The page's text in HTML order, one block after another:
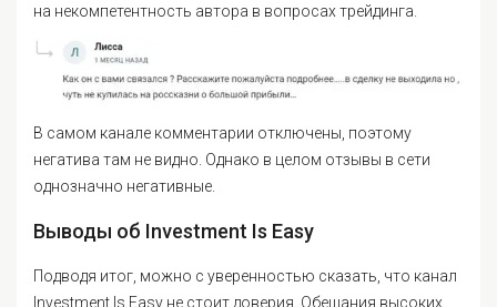
на некомпетентность автора в вопросах трейдинга.
В самом канале комментарии отключены, поэтому
негатива там не видно. Однако в целом отзывы в сети
однозначно негативные.
Выводы об Investment Is Easy
Подводя итог, можно с уверенностью сказать, что канал
Investment Is Easy не стоит доверия. Обещания высоких